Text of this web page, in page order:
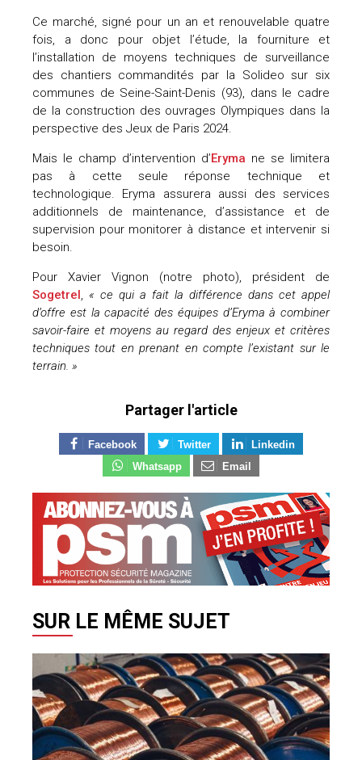
Ce marché, signé pour un an et renouvelable quatre
fois, a donc pour objet l’étude, la fourniture et
l’installation de moyens techniques de surveillance
des chantiers commandités par la Solideo sur six
communes de Seine-Saint-Denis (93), dans le cadre
de la construction des ouvrages Olympiques dans la
perspective des Jeux de Paris 2024.
Mais le champ d’intervention d’Eryma ne se limitera
pas à cette seule réponse technique et
technologique. Eryma assurera aussi des services
additionnels de maintenance, d’assistance et de
supervision pour monitorer à distance et intervenir si
besoin.
Pour Xavier Vignon (notre photo), président de
Sogetrel
« ce qui a fait la différence dans cet appel
d’offre est la capacité des équipes d’Eryma à combiner
savoir-faire et moyens au regard des enjeux et critères
techniques tout en prenant en compte l’existant sur le
terrain. »
Partager l'article
Facebook Twitter
Linkedin
Whatsapp
Email
SUR LE MÊME SUJET